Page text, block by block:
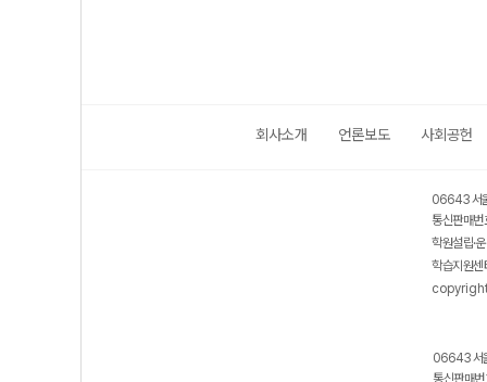
회사소개 언론보도 사회공헌
06643 서
통신판매
학원설립·
학습지원
06643 서
통신판매